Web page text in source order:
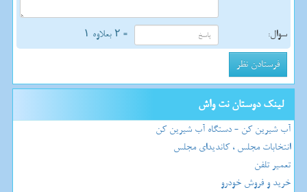
سوال: = ۲ بعلاوه ۱
لینک دوستان نت واش
آب شیرین کن - دستگاه آب شیرین کن
انتخابات مجلس ، کاندیدای مجلس
تعمیر تلفن
خرید و فروش خودرو